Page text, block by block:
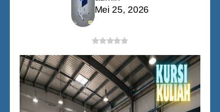
Mei 25, 2026